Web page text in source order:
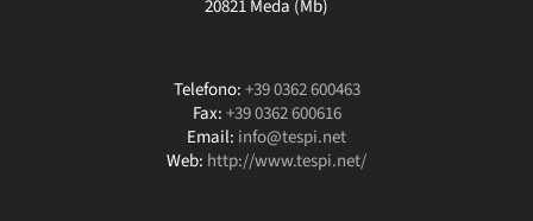
20821 Meda (Mb)
Telefono:+39 0362 600463
Fax:+39 0362 600616
Email: info@tespi.net
Web: http://www.tespi.net/